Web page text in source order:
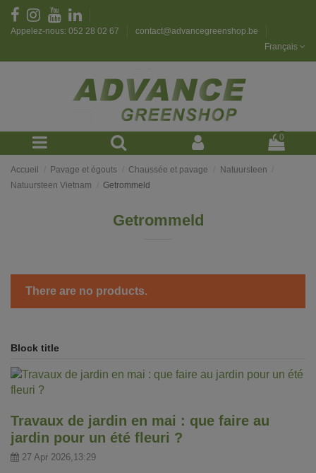
Appelez-nous: 052 28 02 67
contact@advancegreenshop.be
Français
0
Accueil Pavage et égouts Chaussée et pavage
Natuursteen
Natuursteen Vietnam
Getrommeld
Getrommeld
There are no products.
Block title
Travaux de jardin en mai : que faire au
jardin pour un été fleuri ?
27 Apr 2026,13:29